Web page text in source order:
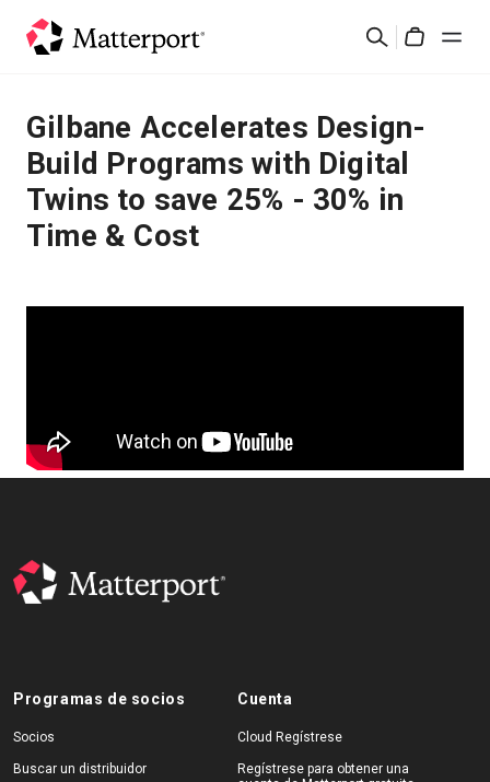
Buscar
Soluciones
Productos
Precios
Recursos
Contacto
Prueba gratuita
Gilbane Accelerates Design-
Build Programs with Digital
Twins to save 25% - 30% in
Time & Cost
Programas de socios
Socios
Buscar un distribuidor
Cuenta
Cloud Regístrese
Regístrese para obtener una